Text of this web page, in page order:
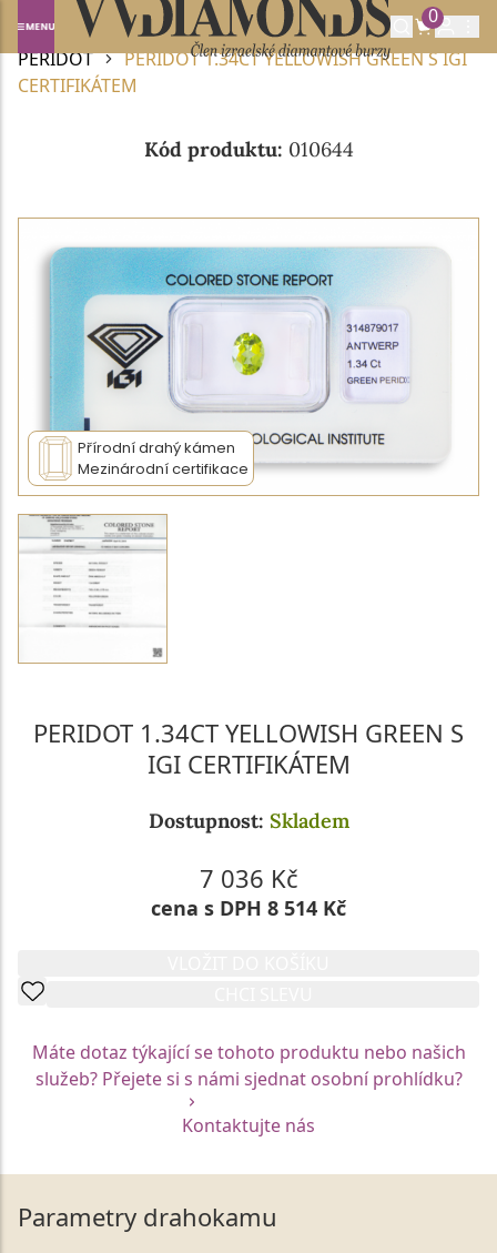
0
Domů
DRAHOKAMY A POLODRAHOKAMY
PERIDOT
PERIDOT 1.34CT YELLOWISH GREEN S IGI
CERTIFIKÁTEM
Kód produktu: 010644
Přírodní drahý kámen
Mezinárodní certifikace
PERIDOT 1.34CT YELLOWISH GREEN S
IGI CERTIFIKÁTEM
Dostupnost: Skladem
7 036 Kč
cena s DPH 8 514 Kč
Máte dotaz týkající se tohoto produktu nebo našich
služeb? Přejete si s námi sjednat osobní prohlídku?
Kontaktujte nás
Parametry drahokamu